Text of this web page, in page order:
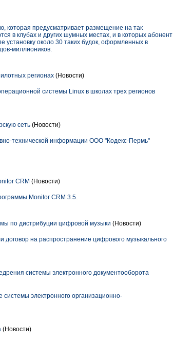
предусматривает размещение на так
в клубах и других шумных местах, и в которых абонент
установку около 30 таких будок, оформленных в
миллиоников.
регионах (Новости)
системы Linux в школах трех регионов
сеть (Новости)
технической информации ООО "Кодекс-Пермь"
CRM (Новости)
Monitor CRM 3.5.
по дистрибуции цифровой музыки (Новости)
на распространение цифрового музыкального
системы электронного документооборота
электронного организационно-
(Новости)